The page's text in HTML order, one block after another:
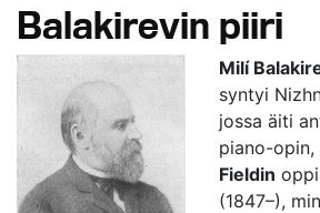
Balakirevin piiri
Milí
syntyi
jossa äiti
piano-opin,
Fieldin
(1847–),